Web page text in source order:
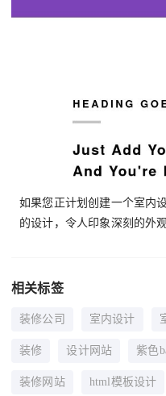
如果您正计划创建一个室内
的设计，令人印象深刻的外
相关标签
装修公司 室内设计
装修 设计网站 紫色
装修网站 html模板设计